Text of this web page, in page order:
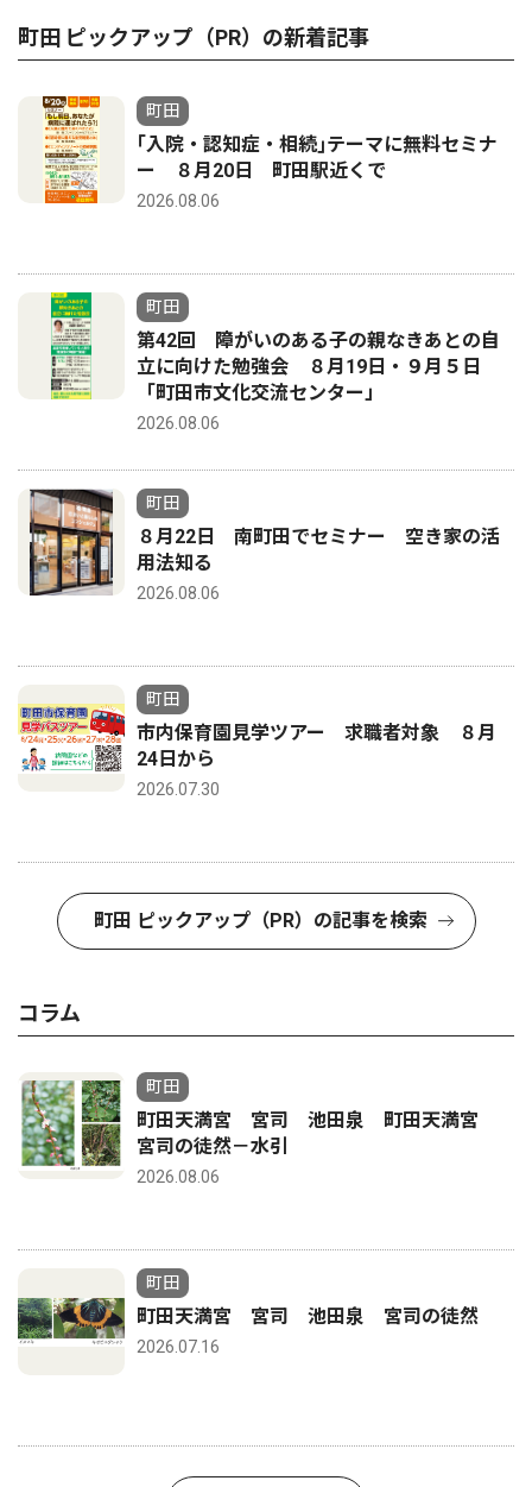
町田 ピックアップ（PR）の新着記事
町田
｢入院・認知症・相続｣テーマに無料セミナ
ー ８月20日 町田駅近くで
2026.08.06
町田
第42回 障がいのある子の親なきあとの自
立に向けた勉強会 ８月19日・９月５日
「町田市文化交流センター」
2026.08.06
町田
８月22日 南町田でセミナー 空き家の活
用法知る
2026.08.06
町田
市内保育園見学ツアー 求職者対象 ８月
24日から
2026.07.30
町田 ピックアップ（PR）の記事を検索
コラム
町田
町田天満宮 宮司 池田泉 町田天満宮
宮司の徒然－水引
2026.08.06
町田
町田天満宮 宮司 池田泉 宮司の徒然
2026.07.16